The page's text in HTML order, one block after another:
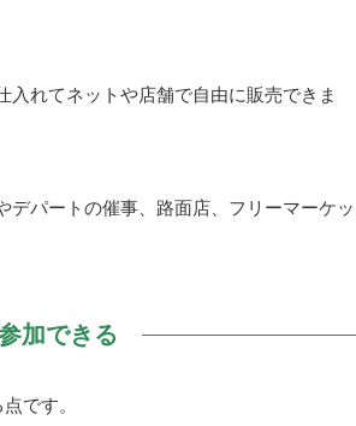
れてネットや店舗で自由に販売できま
パートの催事、路面店、フリーマーケッ
加できる
です。